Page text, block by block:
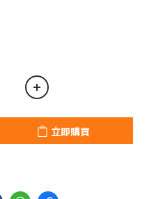
立即購買